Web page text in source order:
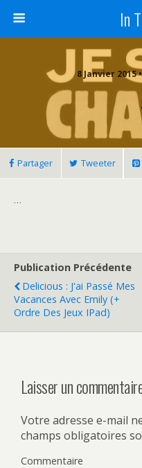
In
8 Janvier 2015
Partager Tweeter
…
Publication Précédente
Delicious : J'ai Passé Mes
Vacances Avec Emily (+
Ordre Des Jeux IPad)
Laisser un
Votre adresse e-mail
champs obligatoires
Commentaire